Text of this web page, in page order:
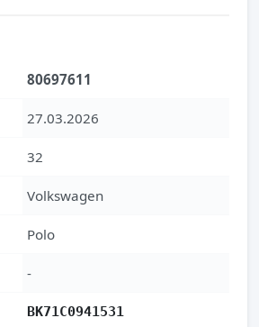
80697611
27.03.2026
32
Volkswagen
Polo
-
BK71C0941531